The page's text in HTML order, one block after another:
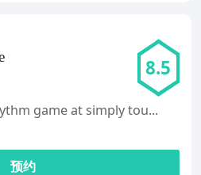
8.5
game at simply tou...
预约